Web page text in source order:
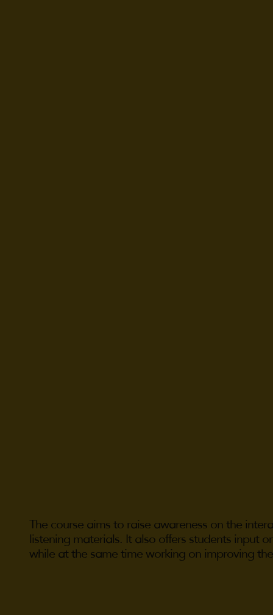
The course aims to raise awareness on the
listening materials. It also offers students input
while at the same time working on improving